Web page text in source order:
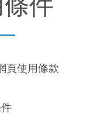
使用條款